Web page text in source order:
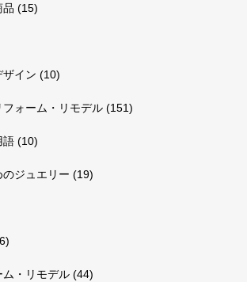
品 (15)
ザイン (10)
フォーム・リモデル (151)
語 (10)
ジュエリー (19)
・リモデル (44)